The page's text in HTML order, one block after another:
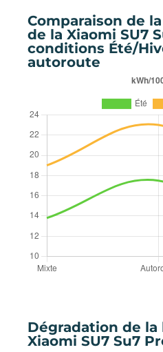
Comparaison de
de la Xiaomi SU7
conditions Été/
autoroute
Dégradation de
Xiaomi SU7 Su7